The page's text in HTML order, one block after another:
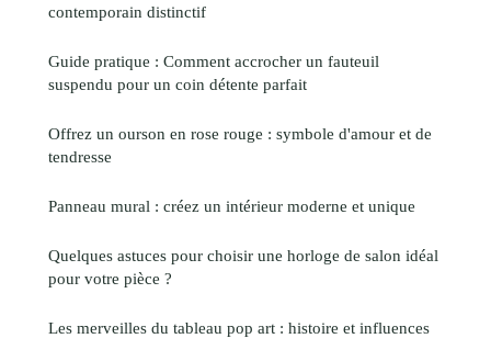
contemporain distinctif
Guide pratique : Comment accrocher un fauteuil
suspendu pour un coin détente parfait
Offrez un ourson en rose rouge : symbole d'amour et de
tendresse
Panneau mural : créez un intérieur moderne et unique
Quelques astuces pour choisir une horloge de salon idéal
pour votre pièce ?
Les merveilles du tableau pop art : histoire et influences